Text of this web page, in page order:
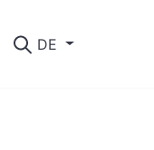
DE